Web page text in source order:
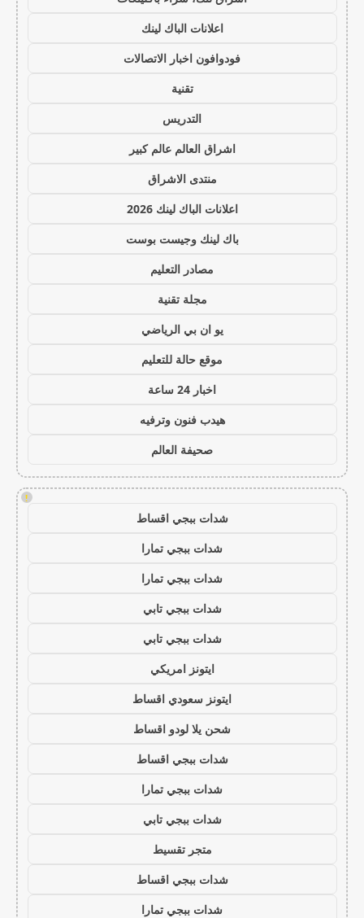
اعلانات الباك لينك
فودوافون اخبار الاتصالات
تقنية
التدريس
اشراق العالم عالم كبير
منتدى الاشراق
اعلانات الباك لينك 2026
باك لينك وجيست بوست
مصادر التعليم
مجلة تقنية
يو ان بي الرياضي
موقع حالة للتعليم
اخبار 24 ساعة
هيدب فنون وترفيه
صحيفة العالم
!
شدات ببجي اقساط
شدات ببجي تمارا
شدات ببجي تمارا
شدات ببجي تابي
شدات ببجي تابي
ايتونز امريكي
ايتونز سعودي اقساط
شحن يلا لودو اقساط
شدات ببجي اقساط
شدات ببجي تمارا
شدات ببجي تابي
متجر تقسيط
شدات ببجي اقساط
شدات ببجي تمارا